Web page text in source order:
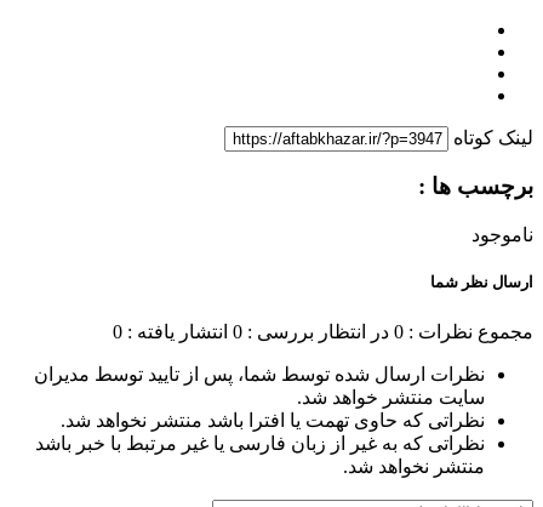
لینک کوتاه
برچسب ها :
ناموجود
ارسال نظر شما
مجموع نظرات : 0 در انتظار بررسی : 0 انتشار یافته : 0
نظرات ارسال شده توسط شما، پس از تایید توسط مدیران
سایت منتشر خواهد شد.
نظراتی که حاوی تهمت یا افترا باشد منتشر نخواهد شد.
نظراتی که به غیر از زبان فارسی یا غیر مرتبط با خبر باشد
منتشر نخواهد شد.